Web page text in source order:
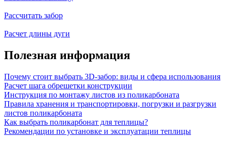
Рассчитать забор
Расчет длины дуги
Полезная информация
Почему стоит выбрать 3D-забор: виды и сфера использования
Расчет шага обрешетки конструкции
Инструкция по монтажу листов из поликарбоната
Правила хранения и транспортировки, погрузки и разгрузки
листов поликарбоната
Как выбрать поликарбонат для теплицы?
Рекомендации по установке и эксплуатации теплицы